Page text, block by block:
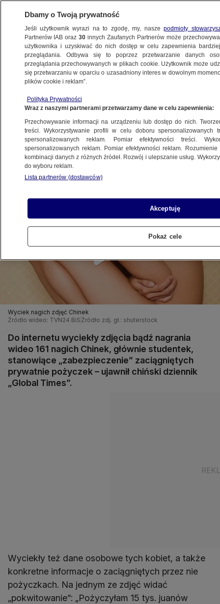
BIZNES
ZE ŚWIATA
do internetu. Były zabezpieczeniem
pożyczek
7.12.2016, 14:12
Udostępnij
Wyciek nagich zdjęć Chinek
Źródło wideo: TVN24 BiS Źródło zdj. gł.: shuterstock
Do internetu wyciekły zdjęcia bądź nagrania
wideo 161 nagich Chinek, głównie studentek,
stanowiące „zabezpieczenie” zaciągniętych
prywatnie pożyczek – ujawnił chiński dziennik
„Global Times”.
Wyciekły też dane osobowe tych kobiet, a także
konkretne informacje o zaciągniętych przez nie
pożyczkach. Na jednym ze zdjęć widać
„pokwitowanie”: „Pożyczyłam 15 tys. juanów
Dbamy o Twoją prywatność
Jeśli użytkownik wyrazi na to zgodę, my, naszepodmioty
Partnerów IAB oraz30 innych Zaufanych Partnerów może
użytkownika i uzyskiwać do nich dostęp w celu zapewnienia
przeglądania. Odbywa się to poprzez przetwarzanie danych
przeglądania przechowywanych w plikach cookie. Użytkownik może
się przetwarzaniu w oparciu o uzasadniony interes w dowolnym
plików cookie i reklam”.
Polityka Prywatności
Wraz z naszymi partnerami przetwarzamy dane w celu zapewnienia:
Przechowywanie informacji na urządzeniu lub dostęp do nich.
treści. Wykorzystywanie profili w celu doboru spersonalizowanych
spersonalizowanych reklam. Pomiar efektywności treści.
spersonalizowanych reklam. Pomiar efektywności reklam.
kombinacji danych z różnych źródeł. Rozwój i ulepszanie usług.
do wyboru reklam.
Lista partnerów (dostawców)
Akceptuję
Pokaż cele